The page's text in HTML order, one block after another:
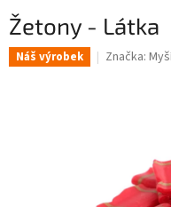
Žetony - Látka
Náš výrobek Značka: